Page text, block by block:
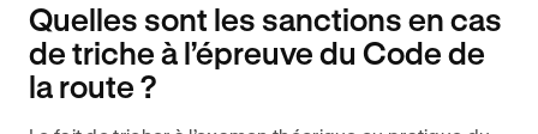
Quelles sont les sanctions en cas
de triche à l’épreuve du Code de
la route ?